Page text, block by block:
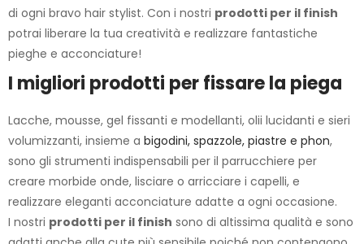
di ogni bravo hair stylist. Con i nostri prodotti per il finish
potrai liberare la tua creatività e realizzare fantastiche
pieghe e acconciature!
I migliori prodotti per fissare la piega
Lacche, mousse, gel fissanti e modellanti, olii lucidanti e sieri
volumizzanti, insieme a bigodini, spazzole, piastre e phon,
sono gli strumenti indispensabili per il parrucchiere per
creare morbide onde, lisciare o arricciare i capelli, e
realizzare eleganti acconciature adatte a ogni occasione.
I nostri prodotti per il finish sono di altissima qualità e sono